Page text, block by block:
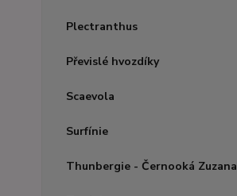
Plectranthus
Převislé hvozdíky
Scaevola
Surfínie
Thunbergie - Černooká Zuzana